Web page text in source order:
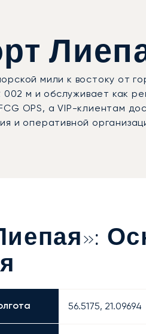
мили к востоку от
м и обслуживает как
OPS, а VIP-клиентам
и оперативной
56.5175, 21.09694